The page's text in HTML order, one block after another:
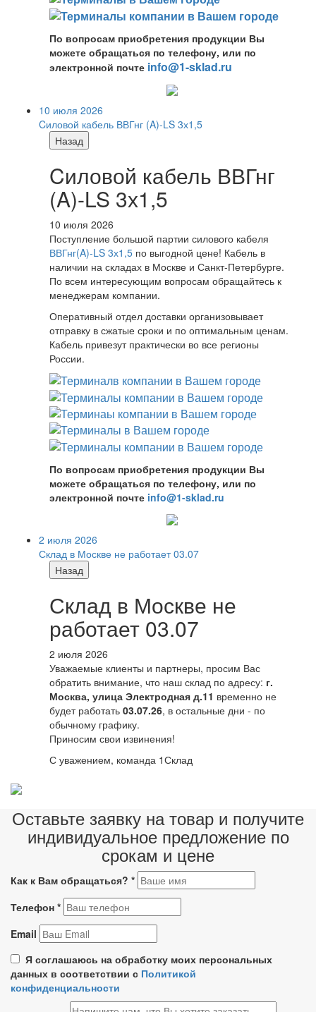
По вопросам приобретения продукции Вы
можете обращаться по телефону, или по
электронной почте info@1-sklad.ru
10 июля 2026
Cиловой кабель ВВГнг (A)-LS 3х1,5
Назад
Cиловой кабель ВВГнг
(A)-LS 3х1,5
10 июля 2026
Поступление большой партии силового кабеля
ВВГнг(A)-LS 3х1,5 по выгодной цене! Кабель в
наличии на складах в Москве и Санкт-Петербурге.
По всем интересующим вопросам обращайтесь к
менеджерам компании.
Оперативный отдел доставки организовывает
отправку в сжатые сроки и по оптимальным ценам.
Кабель привезут практически во все регионы
России.
По вопросам приобретения продукции Вы
можете обращаться по телефону, или по
электронной почте info@1-sklad.ru
2 июля 2026
Склад в Москве не работает 03.07
Назад
Склад в Москве не
работает 03.07
2 июля 2026
Уважаемые клиенты и партнеры, просим Вас
обратить внимание, что наш склад по адресу: г.
Москва, улица Электродная д.11 временно не
будет работать 03.07.26, в остальные дни - по
обычному графику.
Приносим свои извинения!
С уважением, команда 1Склад
Оставьте заявку на товар и получите
индивидуальное предложение по
срокам и цене
Как к Вам обращаться? *
Телефон *
Email
Я соглашаюсь на обработку моих персональных
данных в соответствии с Политикой
конфиденциальности